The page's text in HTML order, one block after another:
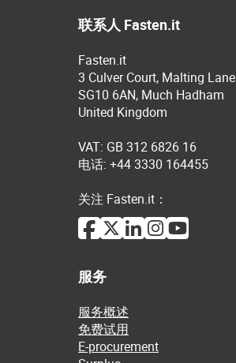
联系人 Fasten.it
Fasten.it
3 Culver Court, Malting Lane
SG10 6AN, Much Hadham
United Kingdom
VAT: GB 312 6826 16
电话: +44 3330 164455
关注 Fasten.it：
服务
服务概述
免费试用
E-procurement